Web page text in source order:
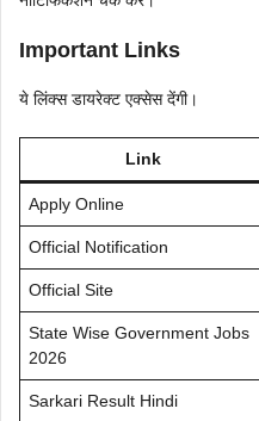
Important Links
ये लिंक्स डायरेक्ट एक्सेस देंगी।
Link
Apply Online
Official Notification
Official Site
State Wise Government Jobs
2026
Sarkari Result Hindi